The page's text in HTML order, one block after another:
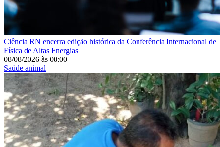
Ciência RN encerra edição histórica da Conferência Internacional de
Física de Altas Energias
08/08/2026 às 08:00
Saúde animal